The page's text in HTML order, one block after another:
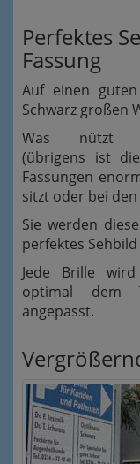
Perfektes
Fassung
Auf einen
Schwarz großen
Was nützt
(übrigens ist
Fassungen
sitzt oder bei
Sie werden
perfektes
Jede Brille wird
optimal dem
angepasst.